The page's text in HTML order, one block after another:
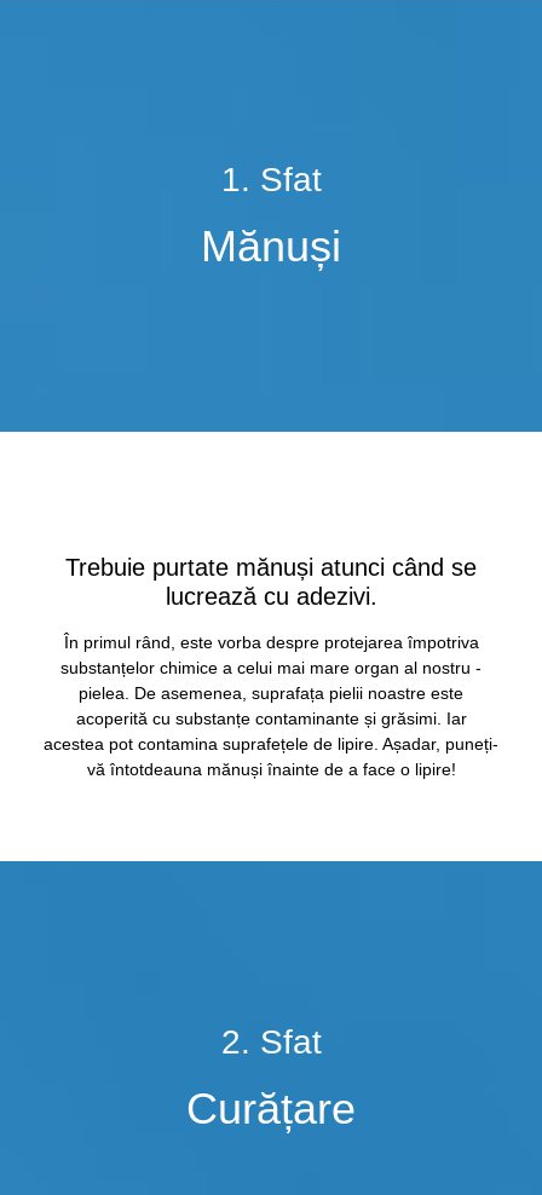
1. Sfat
Mănuși
Trebuie purtate mănuși atunci când se
lucrează cu adezivi.
În primul rând, este vorba despre protejarea împotriva
substanțelor chimice a celui mai mare organ al nostru -
pielea. De asemenea, suprafața pielii noastre este
acoperită cu substanțe contaminante și grăsimi. Iar
acestea pot contamina suprafețele de lipire. Așadar, puneți-
vă întotdeauna mănuși înainte de a face o lipire!
2. Sfat
Curățare